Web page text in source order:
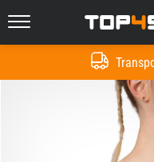
Top4Sport.ro